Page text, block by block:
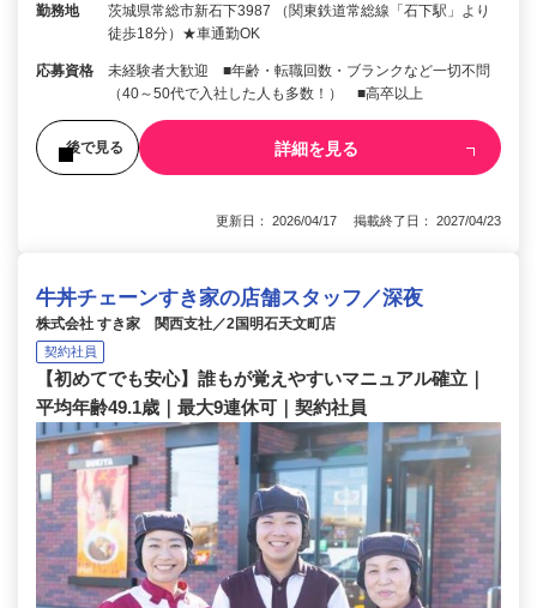
勤務地
茨城県常総市新石下3987 （関東鉄道常総線「石下駅」より
徒歩18分）★車通勤OK
応募資格
未経験者大歓迎 ■年齢・転職回数・ブランクなど一切不問
（40～50代で入社した人も多数！） ■高卒以上
後で見る 詳細を見る
更新日： 2026/04/17 掲載終了日： 2027/04/23
牛丼チェーンすき家の店舗スタッフ／深夜
株式会社 すき家 関西支社／2国明石天文町店
契約社員
【初めてでも安心】誰もが覚えやすいマニュアル確立｜
平均年齢49.1歳｜最大9連休可｜契約社員